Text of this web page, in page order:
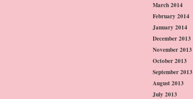
March 2014
February 2014
January 2014
December 2013
November 2013
October 2013
September 2013
August 2013
July 2013